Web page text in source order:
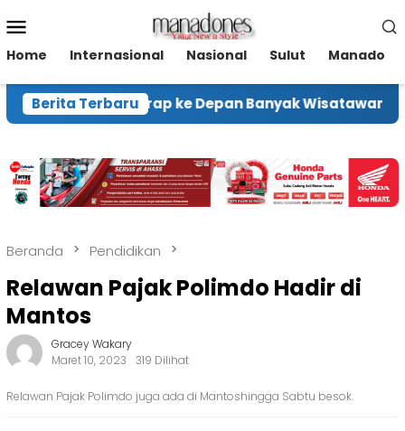
ke
kontenMobile
Home Internasional Nasional Sulut Manado
Berita Terbaru
Ekraf Harap ke Depan Banyak Wisatawan
Beranda Pendidikan
Relawan Pajak Polimdo Hadir di
Mantos
Gracey Wakary
Maret 10, 2023
319 Dilihat
Relawan Pajak Polimdo juga ada di Mantoshingga Sabtu besok.